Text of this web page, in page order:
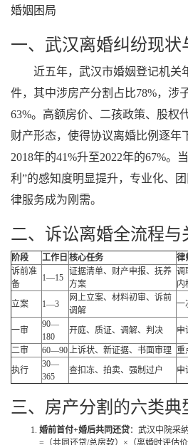
婚姻困局
一、武汉离婚纠纷现状
近五年，武汉市婚姻登记机关
件，其中涉房产分割占比78%，涉
63%。高额房价、二孩政策、股权
财产形态，使得协议离婚比例逐年
2018年的41%升至2022年的67%。
利”的感知度明显提升，专业化、
律服务成为刚需。
二、诉讼离婚全流程与
阶段 工作日 核心任务
律
诉前准
备
1—15
证据清单、财产申报、抚养
方案
调
内
立案
1—3
网上立案、材料初审、诉前
调解
一
一审
90—
180
开庭、质证、调解、判决
申
二审
60—90上诉状、新证据、书面审理 重
执行
30—
365
查扣冻、拍卖、强制过户 申
三、房产分割的六类典
婚前首付+婚后共同还贷：武汉中院采
=（共同还贷/总房款）×（离婚时评估